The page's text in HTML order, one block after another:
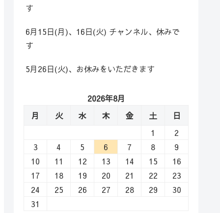
す
6月15日(月)、16日(火) チャンネル、休みで
す
5月26日(火)、お休みをいただきます
2026年8月
月
火 水 木 金 土
日
1
2
3
4 5 6 7 8
9
10
11 12 13 14 15
16
17
18 19 20 21 22
23
24
25 26 27 28 29
30
31